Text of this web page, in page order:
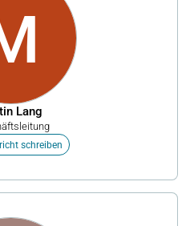
Lang
schreiben